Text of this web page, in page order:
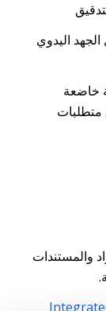
اليدوي
خاضعة
متطلبات
والمستندات